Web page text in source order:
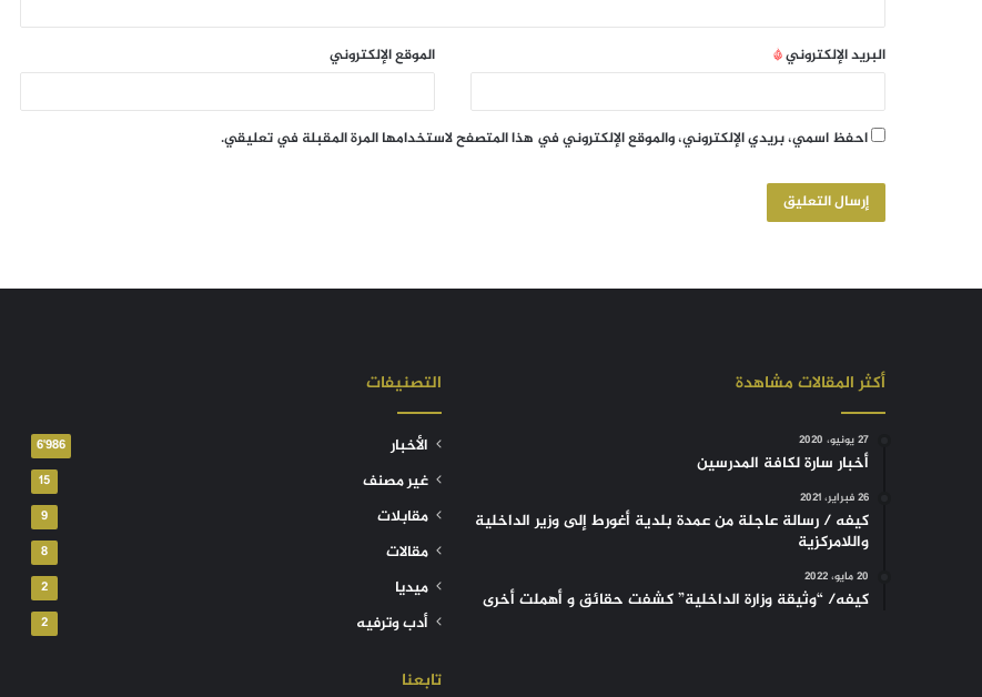
البريد الإلكتروني* الموقع الإلكتروني
احفظ اسمي، بريدي الإلكتروني، والموقع الإلكتروني في هذا المتصفح لاستخدامها المرة المقبلة في تعليقي.
أكثر المقالات مشاهدة
27 يونيو، 2020
أخبار سارة لكافة المدرسين
26 فبراير، 2021
كيفه / رسالة عاجلة من عمدة بلدية أغورط إلى وزير الداخلية
واللامركزية
20 مايو، 2022
كيفه/ “وثيقة وزارة الداخلية” كشفت حقائق و أهملت أخرى
التصنيفات
الأخبار 6٬986
غير مصنف 15
مقابلات 9
مقالات 8
ميديا 2
أدب وترفيه 2
تابعنا